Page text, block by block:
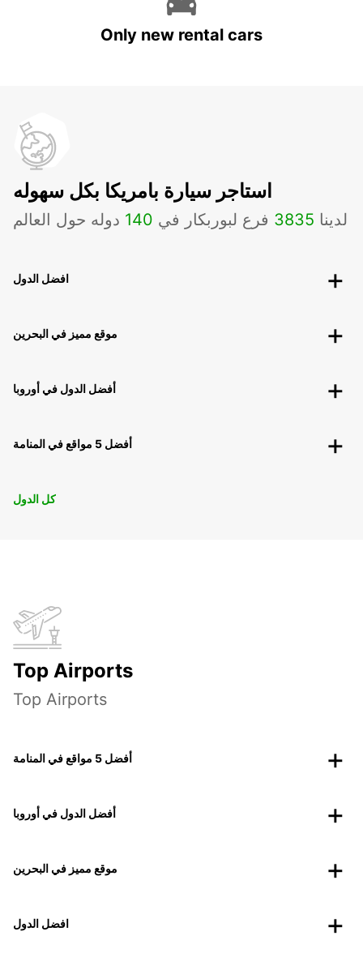
Only new rental cars
استاجر سيارة بامريكا بكل سهوله
لدينا 3835 فرع لبوربكار في 140 دوله حول العالم
افضل الدول
موقع مميز في البحرين
أفضل الدول في أوروبا
أفضل 5 مواقع في المنامة
كل الدول
Top Airports
Top Airports
أفضل 5 مواقع في المنامة
أفضل الدول في أوروبا
موقع مميز في البحرين
افضل الدول